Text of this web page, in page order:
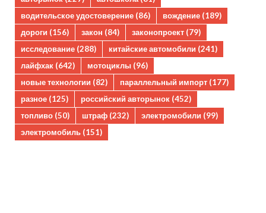
водительское удостоверение (86) вождение (189)
дороги (156) закон (84) законопроект (79)
исследование (288) китайские автомобили (241)
лайфхак (642) мотоциклы (96)
новые технологии (82) параллельный импорт (177)
разное (125) российский авторынок (452)
топливо (50) штраф (232) электромобили (99)
электромобиль (151)